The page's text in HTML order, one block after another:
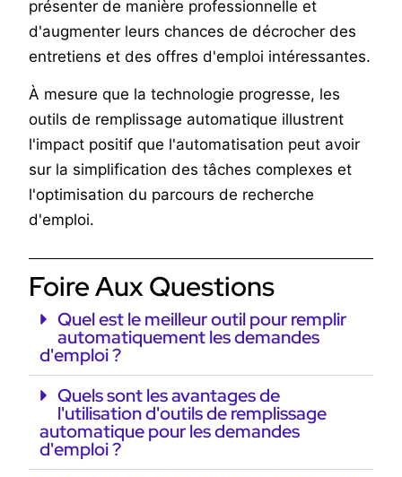
présenter de manière professionnelle et
d'augmenter leurs chances de décrocher des
entretiens et des offres d'emploi intéressantes.
À mesure que la technologie progresse, les
outils de remplissage automatique illustrent
l'impact positif que l'automatisation peut avoir
sur la simplification des tâches complexes et
l'optimisation du parcours de recherche
d'emploi.
Foire Aux Questions
Quel est le meilleur outil pour remplir
automatiquement les demandes
d'emploi ?
Quels sont les avantages de
l'utilisation d'outils de remplissage
automatique pour les demandes
d'emploi ?